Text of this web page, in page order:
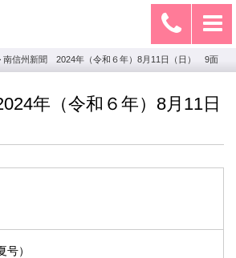
南信州新聞 2024年（令和６年）8月11日（日） 9面
年（令和６年）8月11日
）